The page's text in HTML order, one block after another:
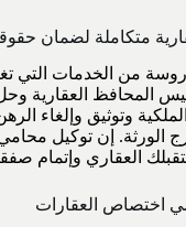
متكاملة لضمان
من الخدمات التي
المحافظ العقارية
وتوثيق وإلغاء
الورثة. إن توكيل
العقاري وإتمام
اختصاص العقارات